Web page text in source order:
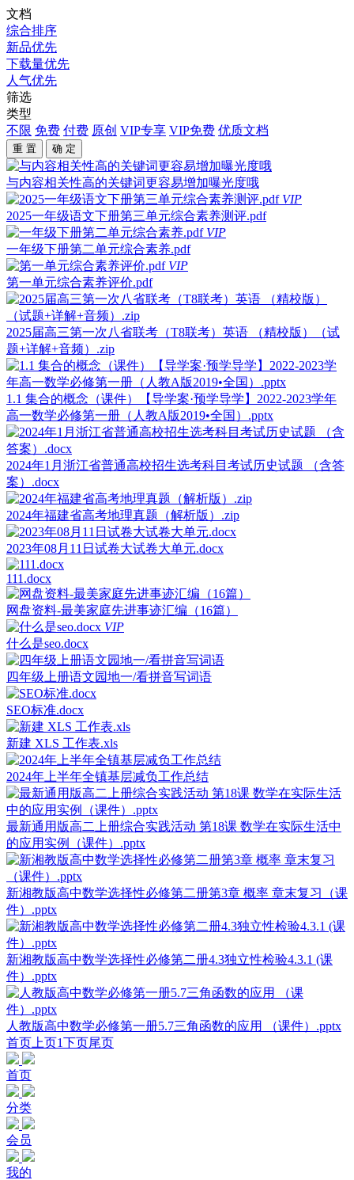
文档
综合排序
新品优先
下载量优先
人气优先
筛选
类型
不限 免费 付费 原创 VIP专享 VIP免费 优质文档
重 置 确 定
与内容相关性高的关键词更容易增加曝光度哦
VIP
2025一年级语文下册第三单元综合素养测评.pdf
VIP
一年级下册第二单元综合素养.pdf
VIP
第一单元综合素养评价.pdf
2025届高三第一次八省联考（T8联考）英语 （精校版）（试
题+详解+音频）.zip
1.1 集合的概念（课件）【导学案·预学导学】2022-2023学年
高一数学必修第一册（人教A版2019•全国）.pptx
2024年1月浙江省普通高校招生选考科目考试历史试题 （含答
案）.docx
2024年福建省高考地理真题（解析版）.zip
2023年08月11日试卷大试卷大单元.docx
111.docx
网盘资料-最美家庭先进事迹汇编（16篇）
VIP
什么是seo.docx
四年级上册语文园地一/看拼音写词语
SEO标准.docx
新建 XLS 工作表.xls
2024年上半年全镇基层减负工作总结
最新通用版高二上册综合实践活动 第18课 数学在实际生活中
的应用实例（课件）.pptx
新湘教版高中数学选择性必修第二册第3章 概率 章末复习（课
件）.pptx
新湘教版高中数学选择性必修第二册4.3独立性检验4.3.1 (课
件）.pptx
人教版高中数学必修第一册5.7三角函数的应用 （课件）.pptx
首页 上页1下页尾页
首页
分类
会员
我的